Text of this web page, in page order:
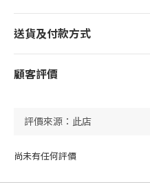
送貨及付款方式
顧客評價
尚未有任何評價